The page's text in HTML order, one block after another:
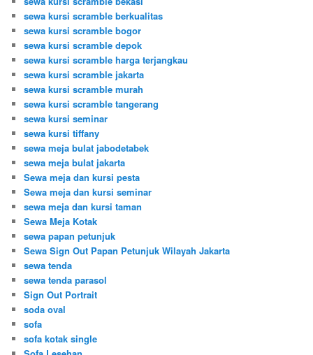
sewa kursi scramble berkualitas
sewa kursi scramble bogor
sewa kursi scramble depok
sewa kursi scramble harga terjangkau
sewa kursi scramble jakarta
sewa kursi scramble murah
sewa kursi scramble tangerang
sewa kursi seminar
sewa kursi tiffany
sewa meja bulat jabodetabek
sewa meja bulat jakarta
Sewa meja dan kursi pesta
Sewa meja dan kursi seminar
sewa meja dan kursi taman
Sewa Meja Kotak
sewa papan petunjuk
Sewa Sign Out Papan Petunjuk Wilayah Jakarta
sewa tenda
sewa tenda parasol
Sign Out Portrait
soda oval
sofa
sofa kotak single